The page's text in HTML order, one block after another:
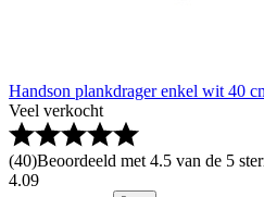
Handson plankdrager enkel wit 40
Veel verkocht
(40)Beoordeeld met 4.5 van de 5
4.09